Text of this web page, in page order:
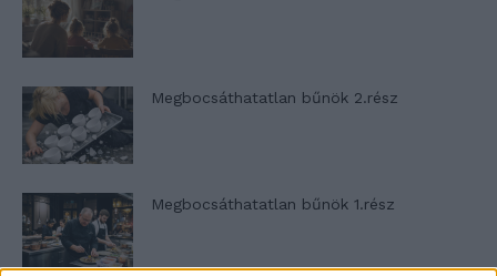
Megbocsáthatatlan bűnök 2.rész
Megbocsáthatatlan bűnök 1.rész